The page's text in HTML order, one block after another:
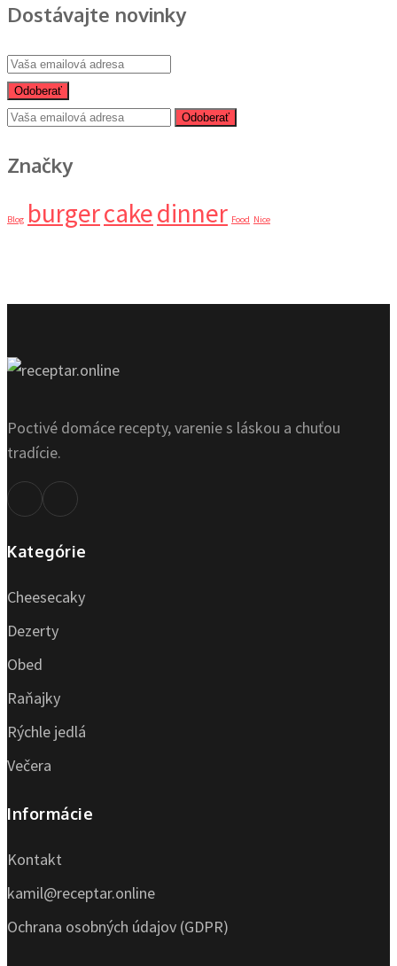
Dostávajte novinky
Odoberať
Odoberať
Značky
Blog burgercakedinner Food Nice
Poctivé domáce recepty, varenie s láskou a chuťou
tradície.
Kategórie
Cheesecaky
Dezerty
Obed
Raňajky
Rýchle jedlá
Večera
Informácie
Kontakt
kamil@receptar.online
Ochrana osobných údajov (GDPR)